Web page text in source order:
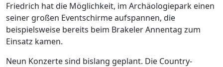
Friedrich hat die Möglichkeit, im Archäologiepark einen
seiner großen Eventschirme aufspannen, die
beispielsweise bereits beim Brakeler Annentag zum
Einsatz kamen.
Neun Konzerte sind bislang geplant. Die Country-